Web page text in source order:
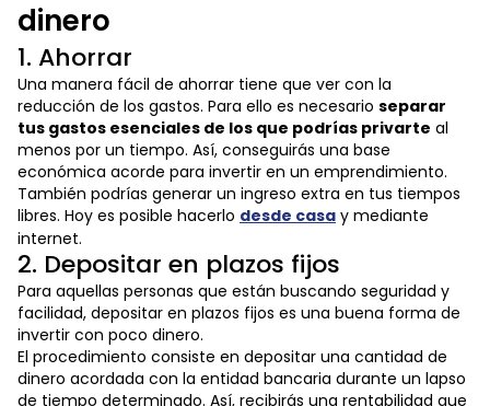
dinero
1. Ahorrar
Una manera fácil de ahorrar tiene que ver con la
reducción de los gastos. Para ello es necesario separar
tus gastos esenciales de los que podrías privarte al
menos por un tiempo. Así, conseguirás una base
económica acorde para invertir en un emprendimiento.
También podrías generar un ingreso extra en tus tiempos
libres. Hoy es posible hacerlo desde casa y mediante
internet.
2. Depositar en plazos fijos
Para aquellas personas que están buscando seguridad y
facilidad, depositar en plazos fijos es una buena forma de
invertir con poco dinero.
El procedimiento consiste en depositar una cantidad de
dinero acordada con la entidad bancaria durante un lapso
de tiempo determinado. Así, recibirás una rentabilidad que